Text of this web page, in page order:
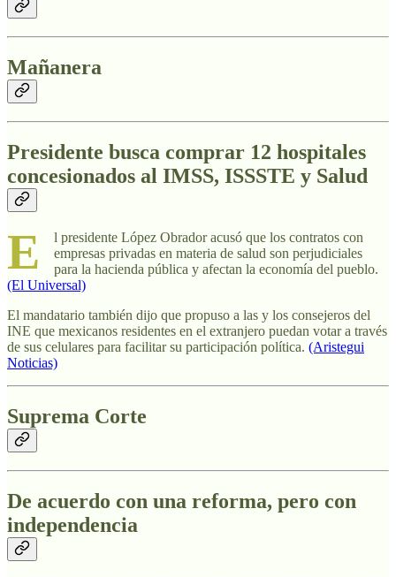
Mañanera
Presidente busca comprar 12 hospitales
concesionados al IMSS, ISSSTE y Salud
E
l presidente López Obrador acusó que los contratos con
empresas privadas en materia de salud son perjudiciales
para la hacienda pública y afectan la economía del pueblo.
(El Universal)
El mandatario también dijo que propuso a las y los consejeros del
INE que mexicanos residentes en el extranjero puedan votar a través
de sus celulares para facilitar su participación política. (Aristegui
Noticias)
Suprema Corte
De acuerdo con una reforma, pero con
independencia